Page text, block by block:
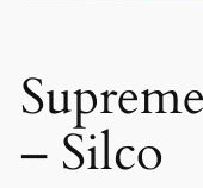
– Silco